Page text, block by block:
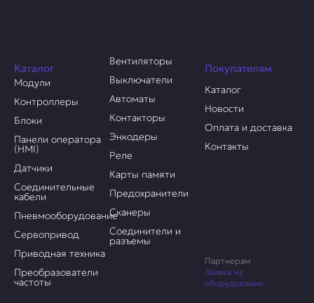
Каталог
Модули
Контроллеры
Блоки
Панели оператора
(HMI)
Датчики
Соединительные
кабели
Пневмооборудование
Сервопривод
Приводная техника
Преобразователи
частоты
Вентиляторы
Выключатели
Автоматы
Контакторы
Энкодеры
Реле
Карты памяти
Предохранители
Сканеры
Соединители и
разъемы
Покупателям
Каталог
Новости
Оплата и доставка
Контакты
Партнерам
Заявка на
оборудование